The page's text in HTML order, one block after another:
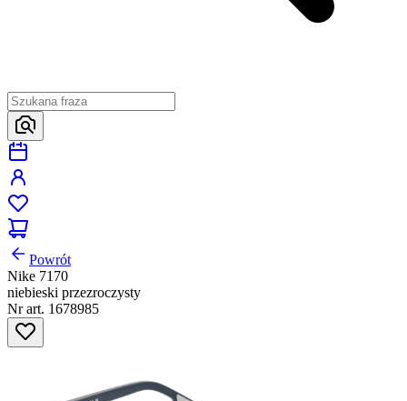
Powrót
Nike 7170
niebieski przezroczysty
Nr art. 1678985